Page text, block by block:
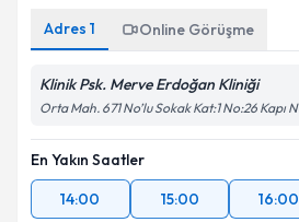
Adres 1 Online Görüşme
Klinik Psk. Merve Erdoğan Kliniği
Orta Mah. 671 No’lu Sokak Kat:1 No:26 Kapı
En Yakın Saatler
14:00
15:00 16:00